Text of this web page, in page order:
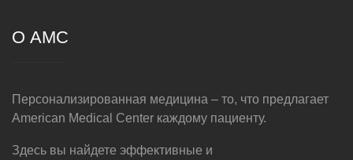
О AMC
Персонализированная медицина – то, что предлагает
American Medical Center каждому пациенту.
Здесь вы найдете эффективные и